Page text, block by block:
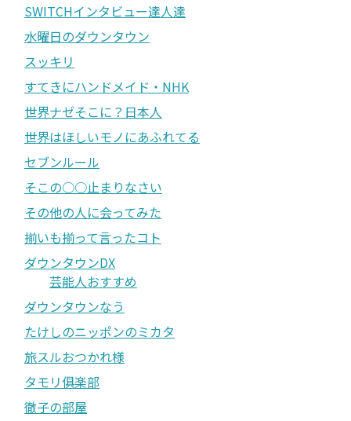
SWITCHインタビュー達人達
水曜日のダウンタウン
スッキリ
すてきにハンドメイド・NHK
世界ナゼそこに？日本人
世界はほしいモノにあふれてる
セブンルール
そこの○○止まりなさい
その他の人に会ってみた
揃いも揃って言ったコト
ダウンタウンDX
芸能人おすすめ
ダウンタウンなう
たけしのニッポンのミカタ
旅スルおつかれ様
タモリ俱楽部
徹子の部屋